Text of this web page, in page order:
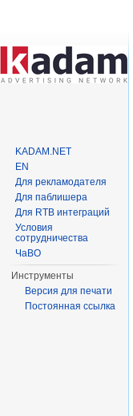
KADAM.NET
EN
Для рекламодателя
Для паблишера
Для RTB интеграций
Условия
сотрудничества
ЧаВО
Инструменты
Версия для печати
Постоянная ссылка